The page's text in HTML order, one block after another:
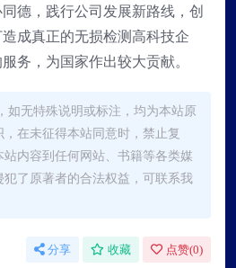
德，践行公司发展新路线，创
成真正的无损检测高科技企
务，为国家作出较大贡献。
如无特殊说明或标注，均为本站原
在未征得本站同意时，禁止复
内容到任何网站、书籍等各类媒
了原著者的合法权益，可联系我
分享 收藏 点赞(0)